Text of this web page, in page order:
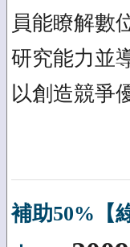
員能瞭解數
研究能力並
以創造競爭
補助50%【